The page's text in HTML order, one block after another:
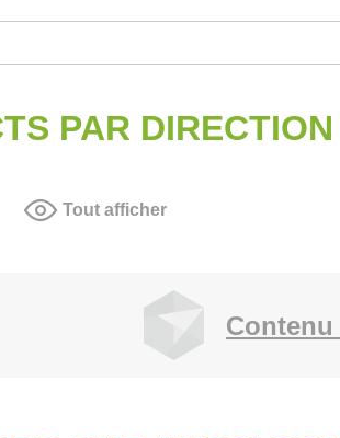
PAR DIRECTION
Tout afficher